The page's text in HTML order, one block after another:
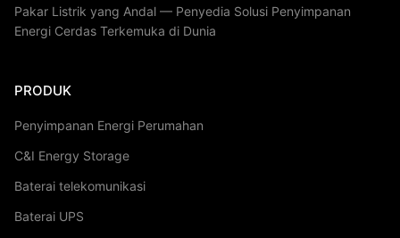
Pakar Listrik yang Andal — Penyedia Solusi Penyimpanan
Energi Cerdas Terkemuka di Dunia
PRODUK
Penyimpanan Energi Perumahan
C&I Energy Storage
Baterai telekomunikasi
Baterai UPS